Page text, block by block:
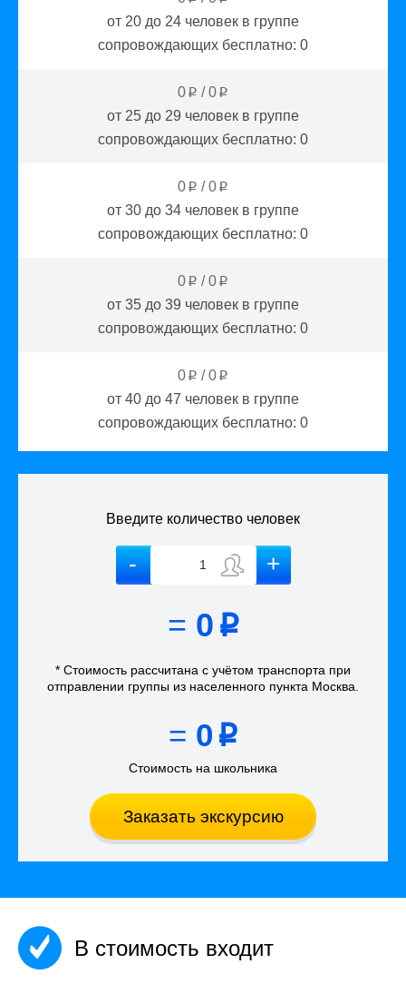
от 20 до 24 человек в группе
сопровождающих бесплатно: 0
0 p /0 p
от 25 до 29 человек в группе
сопровождающих бесплатно: 0
0 p /0 p
от 30 до 34 человек в группе
сопровождающих бесплатно: 0
0 p /0 p
от 35 до 39 человек в группе
сопровождающих бесплатно: 0
0 p /0 p
от 40 до 47 человек в группе
сопровождающих бесплатно: 0
Введите количество человек
= 0 p
* Стоимость рассчитана с учётом транспорта при
отправлении группы из населенного пункта Москва
= 0 p
Стоимость на школьника
Заказать экскурсию
В стоимость входит